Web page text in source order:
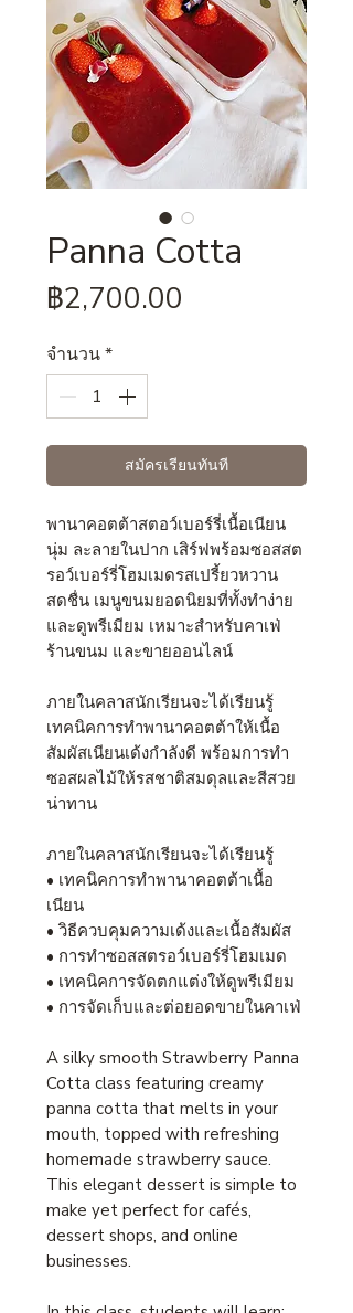
Panna Cotta
฿2,700.00
จำนวน*
สมัครเรียนทันที
พานาคอตต้าสตอว์เบอร์รี่เนื้อเนียน
นุ่ม ละลายในปาก เสิร์ฟพร้อมซอสสต
รอว์เบอร์รี่โฮมเมดรสเปรี้ยวหวาน
สดชื่น เมนูขนมยอดนิยมที่ทั้งทำง่าย
และดูพรีเมียม เหมาะสำหรับคาเฟ่
ร้านขนม และขายออนไลน์
ภายในคลาสนักเรียนจะได้เรียนรู้
เทคนิคการทำพานาคอตต้าให้เนื้อ
สัมผัสเนียนเด้งกำลังดี พร้อมการทำ
ซอสผลไม้ให้รสชาติสมดุลและสีสวย
น่าทาน
ภายในคลาสนักเรียนจะได้เรียนรู้
• เทคนิคการทำพานาคอตต้าเนื้อ
เนียน
• วิธีควบคุมความเด้งและเนื้อสัมผัส
• การทำซอสสตรอว์เบอร์รี่โฮมเมด
• เทคนิคการจัดตกแต่งให้ดูพรีเมียม
• การจัดเก็บและต่อยอดขายในคาเฟ่
A silky smooth Strawberry Panna
Cotta class featuring creamy
panna cotta that melts in your
mouth, topped with refreshing
homemade strawberry sauce.
This elegant dessert is simple to
make yet perfect for cafés,
dessert shops, and online
businesses.